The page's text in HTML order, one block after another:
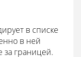
в списке
в ней
границей.